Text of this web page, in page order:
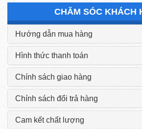
CHĂM SÓC KHÁCH
Hướng dẫn mua hàng
Hình thức thanh toán
Chính sách giao hàng
Chính sách đổi trả hàng
Cam kết chất lượng